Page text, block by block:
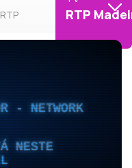
RTP
- NETWORK
NESTE